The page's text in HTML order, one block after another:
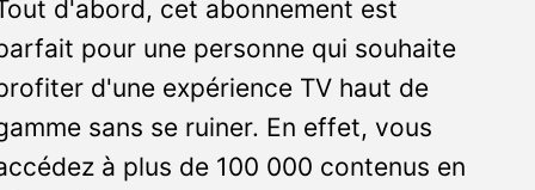
d'abord, cet abonnement est
pour une personne qui souhaite
d'une expérience TV haut de
sans se ruiner. En effet, vous
à plus de 100 000 contenus en